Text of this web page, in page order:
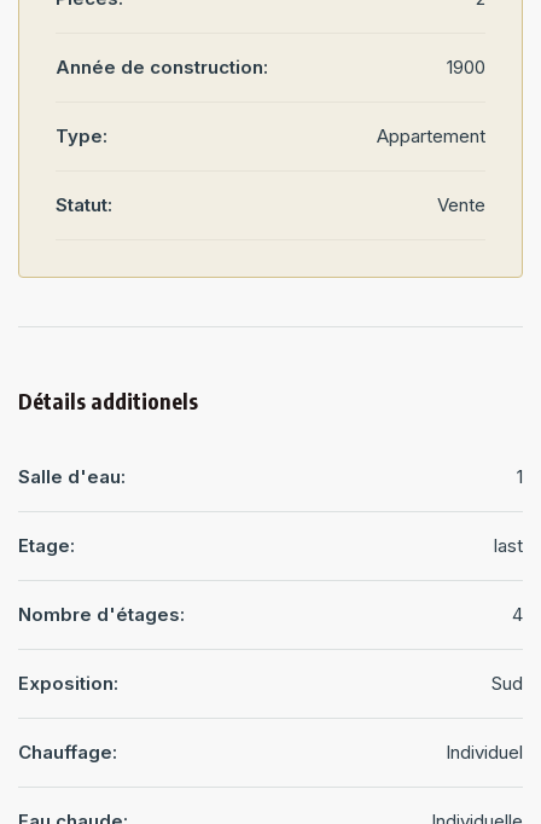
Année de construction: 1900
Type: Appartement
Statut: Vente
Détails additionels
Salle d'eau: 1
Etage: last
Nombre d'étages: 4
Exposition: Sud
Chauffage: Individuel